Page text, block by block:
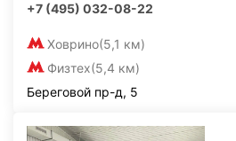
+7 (495) 032-08-22
Ховрино(5,1 км)
Физтех(5,4 км)
Береговой пр-д, 5